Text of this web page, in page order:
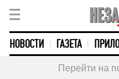
НОВОСТИ ГАЗЕТА
Перейти на